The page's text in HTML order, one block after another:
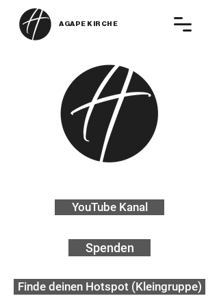
AGAPE KIRCHE
YouTube Kanal
Spenden
Finde deinen Hotspot (Kleingruppe)